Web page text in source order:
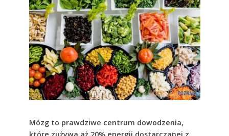
Mózg to prawdziwe centrum dowodzenia,